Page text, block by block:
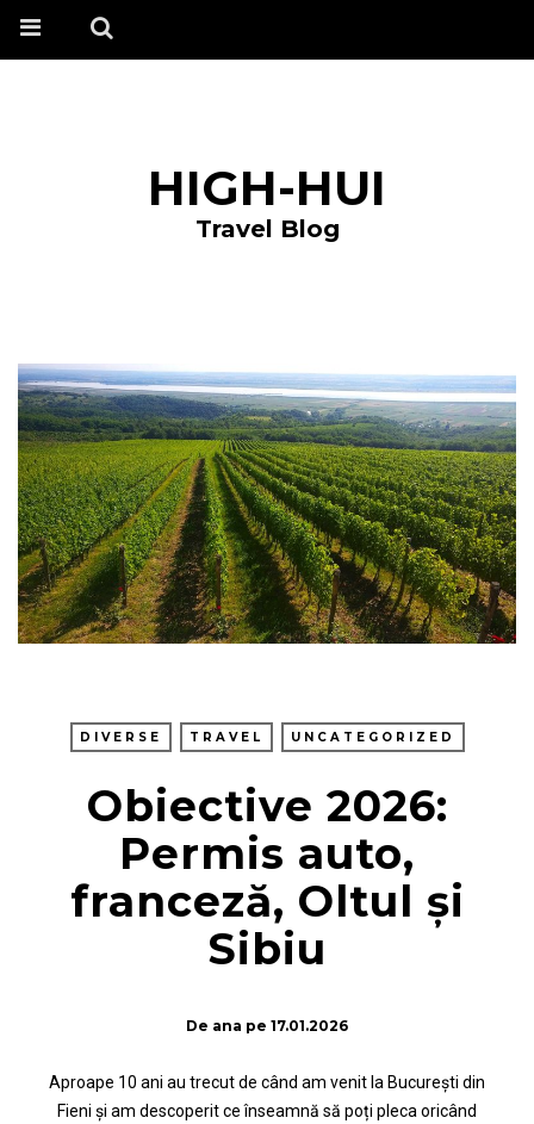
HIGH-HUI
Travel Blog
DIVERSE TRAVEL UNCATEGORIZED
Obiective 2026:
Permis auto,
franceză, Oltul și
Sibiu
De ana pe 17.01.2026
Aproape 10 ani au trecut de când am venit la București din
Fieni și am descoperit ce înseamnă să poți pleca oricând